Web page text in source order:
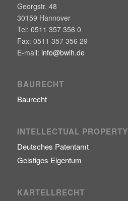
Georgstr. 48
30159 Hannover
Tel: 0511 357 356 0
Fax: 0511 357 356 29
E-mail: info@bwlh.de
BAURECHT
Baurecht
INTELLECTUAL PROPERTY
Deutsches Patentamt
Geistiges Eigentum
KARTELLRECHT